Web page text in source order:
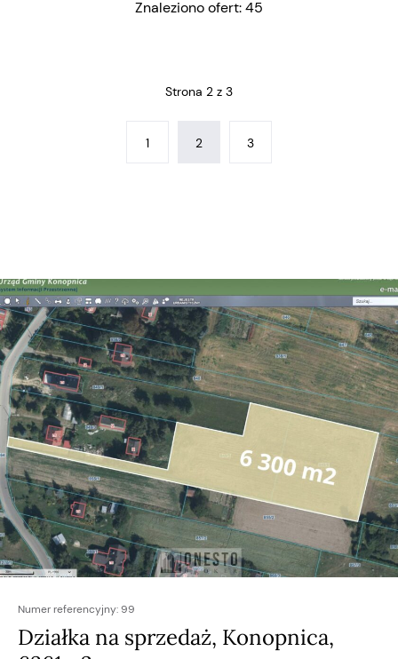
Znaleziono ofert: 45
Strona 2 z 3
1 2 3
Numer referencyjny:99
Działka na sprzedaż, Konopnica,